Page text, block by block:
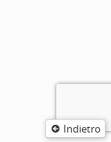
Indietro